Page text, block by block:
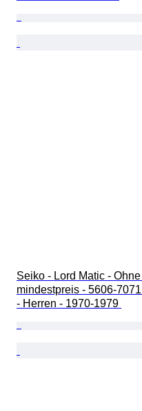
Seiko - Lord Matic - Ohne
mindestpreis - 5606-7071
- Herren - 1970-1979